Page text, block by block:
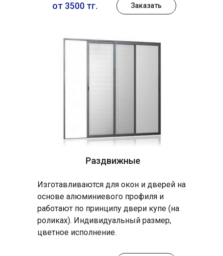
Раздвижные
Изготавливаются для окон и дверей на
основе алюминиевого профиля и
работают по принципу двери купе (на
роликах). Индивидуальный размер,
цветное исполнение.
от 3500 тг. Заказать